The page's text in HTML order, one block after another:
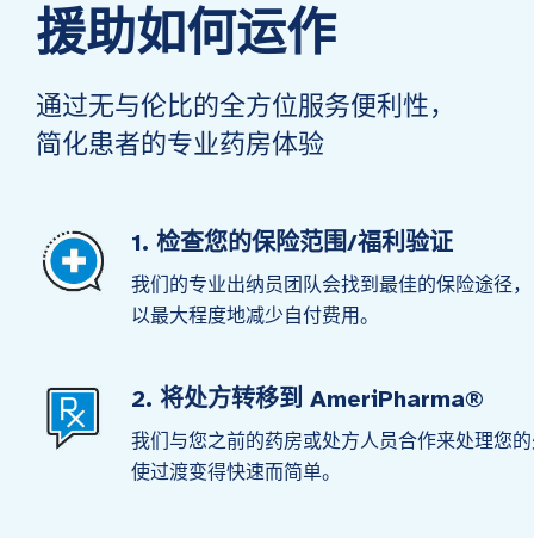
援助如何运作
通过无与伦比的全方位服务便利性，
简化患者的专业药房体验
1. 检查您的保险范围/福利验证
我们的专业出纳员团队会找到最佳的保险途径，
以最大程度地减少自付费用。
2. 将处方转移到 AmeriPharma®
我们与您之前的药房或处方人员合作来处理您
使过渡变得快速而简单。